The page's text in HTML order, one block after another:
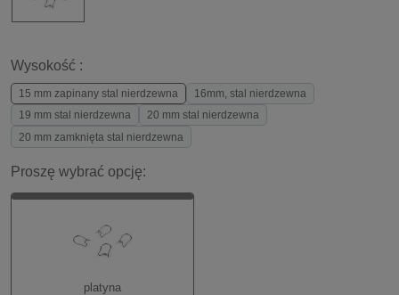
Wysokość :
15 mm zapinany stal nierdzewna
16mm, stal nierdzewna
19 mm stal nierdzewna
20 mm stal nierdzewna
20 mm zamknięta stal nierdzewna
Proszę wybrać opcję:
platyna